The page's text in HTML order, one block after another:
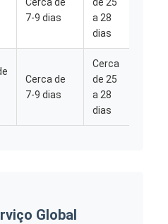
7-9 dias
a 28
dias
Cerca de
7-9 dias
Cerca
de 25
a 28
dias
Global